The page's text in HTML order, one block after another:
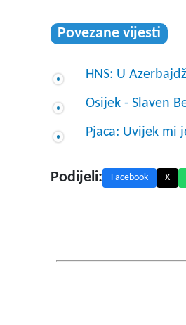
Povezane vijesti
HNS: U
Osijek - Slaven
Pjaca: Uvijek mi
Podijeli: Facebook X